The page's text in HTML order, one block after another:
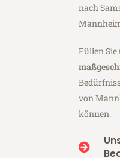
nach
Füllen
von
können.